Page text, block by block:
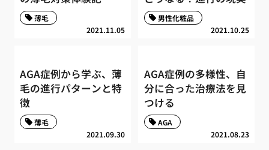
2021.11.05
薄毛
2021.10.25
男性化粧品
AGA症例から学ぶ、薄
毛の進行パターンと特
徴
2021.09.30
薄毛
AGA症例の多様性、自
分に合った治療法を見
つける
2021.08.23
AGA